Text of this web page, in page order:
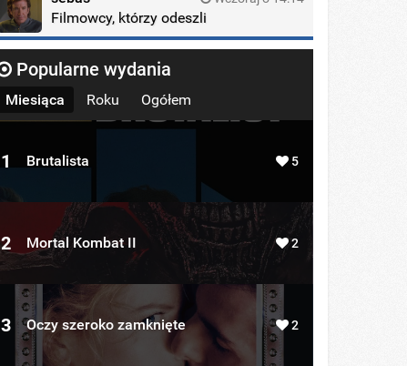
Filmowcy, którzy odeszli
Popularne wydania
Miesiąca Roku Ogółem
1 Brutalista 5
2 Mortal Kombat II 2
3 Oczy szeroko zamknięte 2